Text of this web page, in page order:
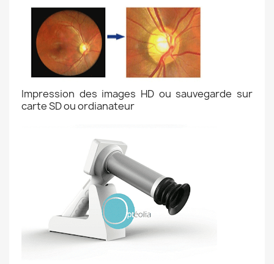
Impression des images HD ou sauvegarde sur
carte SD ou ordianateur